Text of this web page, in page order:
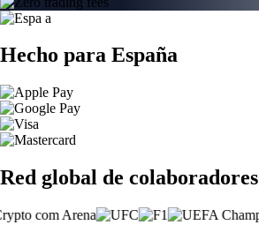
Hecho para España
Red global de colaboradores